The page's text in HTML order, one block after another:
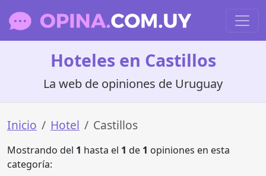
Hoteles en Castillos
La web de opiniones de Uruguay
Inicio Hotel Castillos
Mostrando del 1 hasta el 1 de 1 opiniones en esta
categoría: